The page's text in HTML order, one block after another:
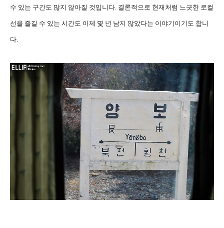
수 있는 구간도 많지 않아질 것입니다. 결론적으로 현재처럼 느긋한 로컬
선을 즐길 수 있는 시간도 이제 몇 년 남지 않았다는 이야기이기도 합니
다.